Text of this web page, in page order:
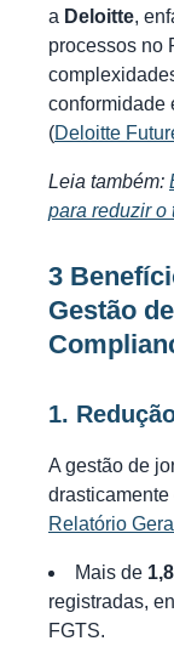
a Deloitte,
processos no
conformidade
(Deloitte
Leia também:
para reduzir o
3
Gestão
1.
A gestão de
Relatório
Mais de
registradas,
FGTS.